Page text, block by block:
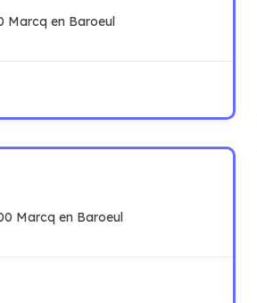
Marcq en Baroeul
Marcq en Baroeul